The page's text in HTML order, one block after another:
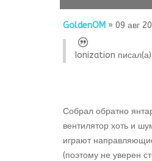
GoldenOM » 09 авг
Ionization писал(а):
Собрал обратно
вентилятор хоть и
играют
(поэтому не уверен